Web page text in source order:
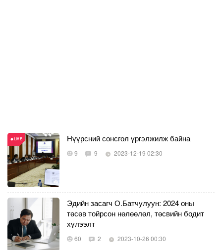
Нүүрсний сонсгол үргэлжилж байна
9 9 2023-12-19 02:30
Эдийн засагч О.Батчулуун: 2024 оны
төсөв тойрсон нөлөөлөл, төсвийн бодит
хүлээлт
60 2 2023-10-26 00:30